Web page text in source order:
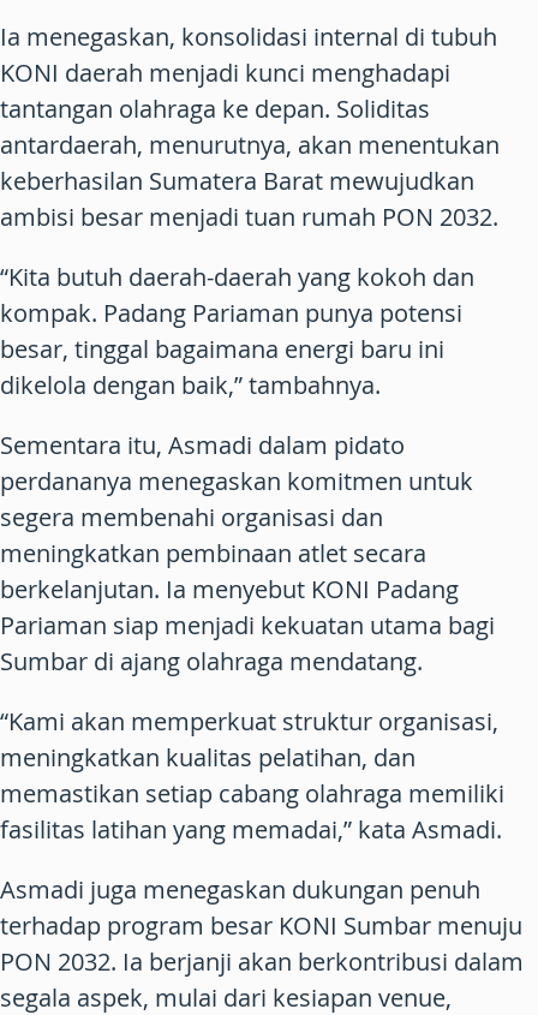
Ia menegaskan, konsolidasi internal di tubuh
KONI daerah menjadi kunci menghadapi
tantangan olahraga ke depan. Soliditas
antardaerah, menurutnya, akan menentukan
keberhasilan Sumatera Barat mewujudkan
ambisi besar menjadi tuan rumah PON 2032.
“Kita butuh daerah-daerah yang kokoh dan
kompak. Padang Pariaman punya potensi
besar, tinggal bagaimana energi baru ini
dikelola dengan baik,” tambahnya.
Sementara itu, Asmadi dalam pidato
perdananya menegaskan komitmen untuk
segera membenahi organisasi dan
meningkatkan pembinaan atlet secara
berkelanjutan. Ia menyebut KONI Padang
Pariaman siap menjadi kekuatan utama bagi
Sumbar di ajang olahraga mendatang.
“Kami akan memperkuat struktur organisasi,
meningkatkan kualitas pelatihan, dan
memastikan setiap cabang olahraga memiliki
fasilitas latihan yang memadai,” kata Asmadi.
Asmadi juga menegaskan dukungan penuh
terhadap program besar KONI Sumbar menuju
PON 2032. Ia berjanji akan berkontribusi dalam
segala aspek, mulai dari kesiapan venue,